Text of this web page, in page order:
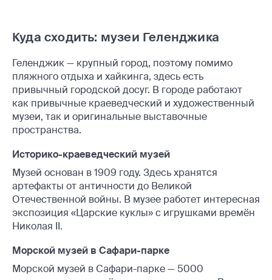
Куда сходить: музеи Геленджика
Геленджик — крупный город, поэтому помимо
пляжного отдыха и хайкинга, здесь есть
привычный городской досуг. В городе работают
как привычные краеведческий и художественный
музеи, так и оригинальные выставочные
пространства.
Историко-краеведческий музей
Музей основан в 1909 году. Здесь хранятся
артефакты от античности до Великой
Отечественной войны. В музее работет интересная
экспозиция «Царские куклы» с игрушками времён
Николая II.
Морской музей в Сафари-парке
Морской музей в Сафари-парке — 5000